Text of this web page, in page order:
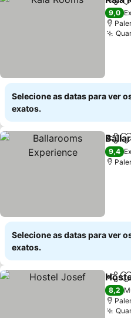
9,0
Selecione as datas para ver
exatos.
9,4
Selecione as datas para ver
exatos.
8,2